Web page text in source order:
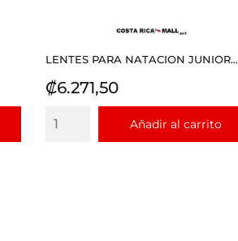
LENTES PARA NATACION JUNIOR...
Precio
₡6.271,50
Añadir al carrito